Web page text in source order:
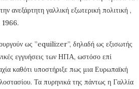
ανεξάρτητη γαλλική εξωτερική πολιτική ,
1966.
ως ”equilizer”, δηλαδή ως εξισωτής
εγγυήσεις των ΗΠΑ, ωστόσο επί
καθότι υποστήριξε πως μια Ευρωπαϊκή
Τα πυρηνικά της πάντως η Γαλλία